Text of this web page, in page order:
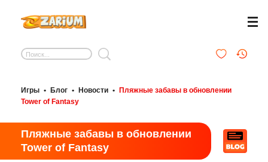
Игры • Блог • Новости •
Пляжные забавы в обновлении
Tower of Fantasy
Пляжные забавы в обновлении
Tower of Fantasy